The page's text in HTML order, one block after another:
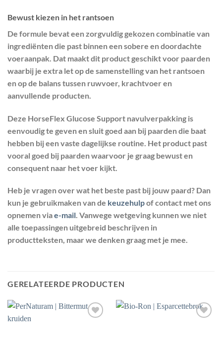
Bewust kiezen in het rantsoen
De formule bevat een zorgvuldig gekozen combinatie van
ingrediënten die past binnen een sobere en doordachte
voeraanpak. Dat maakt dit product geschikt voor paarden
waarbij je extra let op de samenstelling van het rantsoen
en op de balans tussen ruwvoer, krachtvoer en
aanvullende producten.
Deze HorseFlex Glucose Support navulverpakking is
eenvoudig te geven en sluit goed aan bij paarden die baat
hebben bij een vaste dagelijkse routine. Het product past
vooral goed bij paarden waarvoor je graag bewust en
consequent naar het voer kijkt.
Heb je vragen over wat het beste past bij jouw paard? Dan
kun je gebruikmaken van de keuzehulpof contact met ons
opnemen viae-mail. Vanwege wetgeving kunnen we niet
alle toepassingen uitgebreid beschrijven in
productteksten, maar we denken graag met je mee.
GERELATEERDE PRODUCTEN